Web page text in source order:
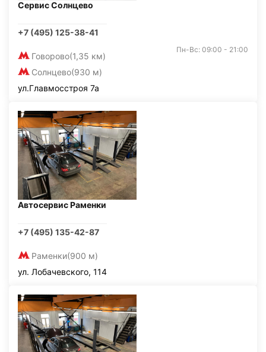
Сервис Солнцево
+7 (495) 125-38-41
Говорово(1,35 км)
Солнцево(930 м)
Пн-Вс: 09:00 - 21:00
ул.Главмосстроя 7а
Автосервис Раменки
+7 (495) 135-42-87
Раменки(900 м)
ул. Лобачевского, 114